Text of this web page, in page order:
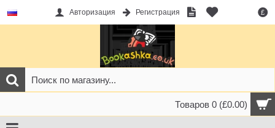
£
Авторизация Регистрация
Товаров 0 (£0.00)